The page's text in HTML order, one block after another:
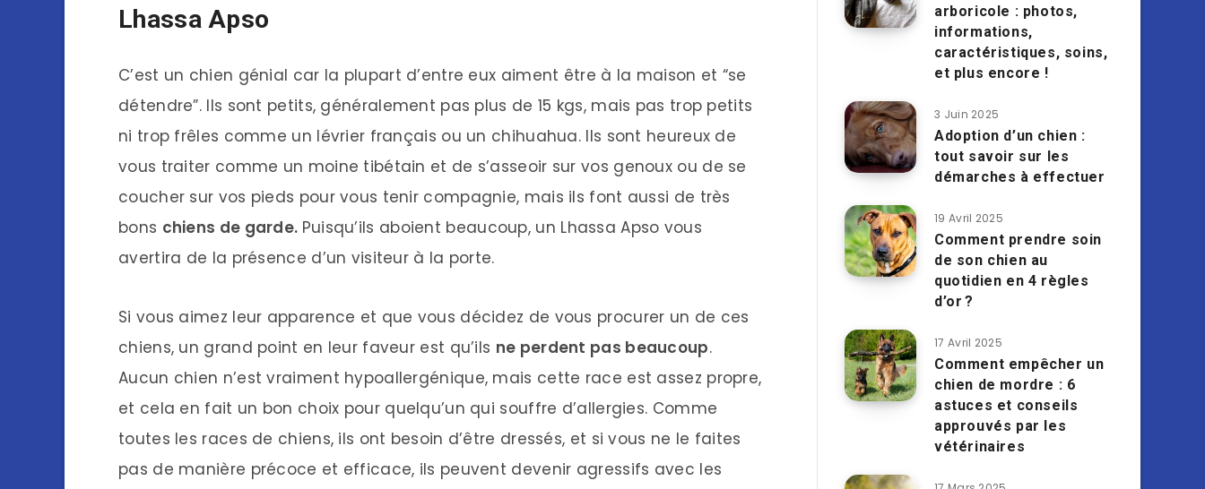
Lhassa Apso
C’est un chien génial car la plupart d’entre eux aiment être à la maison et “se
détendre”. Ils sont petits, généralement pas plus de 15 kgs, mais pas trop petits
ni trop frêles comme un lévrier français ou un chihuahua. Ils sont heureux de
vous traiter comme un moine tibétain et de s’asseoir sur vos genoux ou de se
coucher sur vos pieds pour vous tenir compagnie, mais ils font aussi de très
bons chiens de garde. Puisqu’ils aboient beaucoup, un Lhassa Apso vous
avertira de la présence d’un visiteur à la porte.
Si vous aimez leur apparence et que vous décidez de vous procurer un de ces
chiens, un grand point en leur faveur est qu’ils ne perdent pas beaucoup.
Aucun chien n’est vraiment hypoallergénique, mais cette race est assez propre,
et cela en fait un bon choix pour quelqu’un qui souffre d’allergies. Comme
toutes les races de chiens, ils ont besoin d’être dressés, et si vous ne le faites
pas de manière précoce et efficace, ils peuvent devenir agressifs avec les
arboricole : photos,
informations,
caractéristiques, soins,
et plus encore !
3 Juin 2025
Adoption d’un chien :
tout savoir sur les
démarches à effectuer
19 Avril 2025
Comment prendre soin
de son chien au
quotidien en 4 règles
d’or ?
17 Avril 2025
Comment empêcher un
chien de mordre : 6
astuces et conseils
approuvés par les
vétérinaires